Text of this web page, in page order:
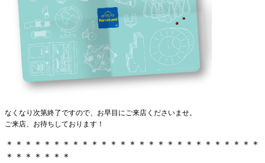
なくなり次第終了ですので、お早目にご来店くださいませ。
ご来店、お待ちしております！
＊＊＊＊＊＊＊＊＊＊＊＊＊＊＊＊＊＊＊＊＊＊＊＊＊＊＊
＊＊＊＊＊＊＊